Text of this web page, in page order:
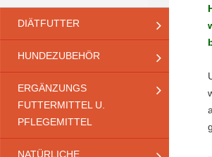
DIÄTFUTTER
HUNDEZUBEHÖR
ERGÄNZUNGS
FUTTERMITTEL U.
PFLEGEMITTEL
NATÜRLICHE